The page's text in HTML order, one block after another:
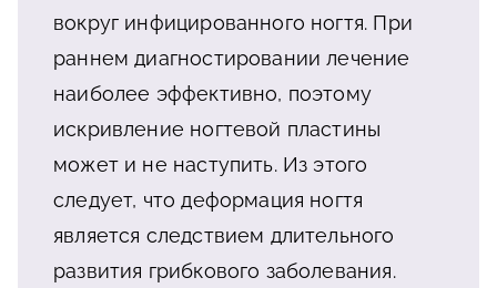
вокруг инфицированного ногтя. При
раннем диагностировании лечение
наиболее эффективно, поэтому
искривление ногтевой пластины
может и не наступить. Из этого
следует, что деформация ногтя
является следствием длительного
развития грибкового заболевания.